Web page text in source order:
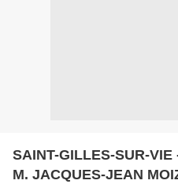
SAINT-GILLES-SUR-VIE
M. JACQUES-JEAN